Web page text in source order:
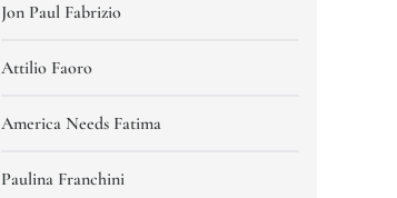
Jon Paul Fabrizio
Attilio Faoro
America Needs Fatima
Paulina Franchini